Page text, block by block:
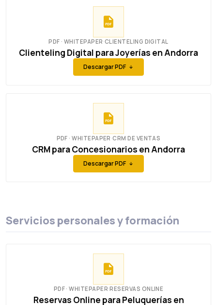
PDF · WHITEPAPER ·CLIENTELING DIGITAL
Clienteling Digital para Joyerías en Andorra
Descargar PDF
PDF · WHITEPAPER ·CRM DE VENTAS
CRM para Concesionarios en Andorra
Descargar PDF
Servicios personales y formación
PDF · WHITEPAPER·RESERVAS ONLINE
Reservas Online para Peluquerías en